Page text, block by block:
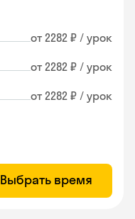
от 2282 ₽ / урок
от 2282 ₽ / урок
от 2282 ₽ / урок
Выбрать время